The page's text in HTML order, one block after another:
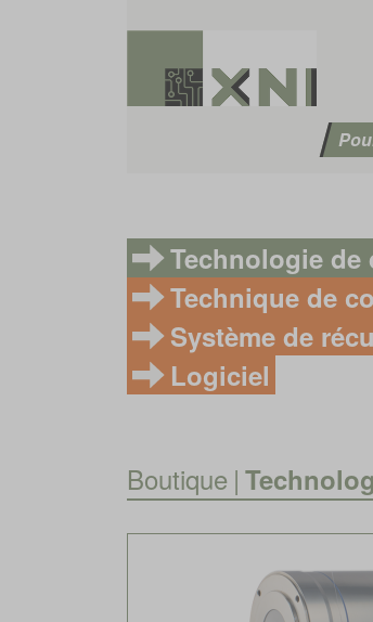
Technologie de
Technique de
Système de
Logiciel
Boutique |